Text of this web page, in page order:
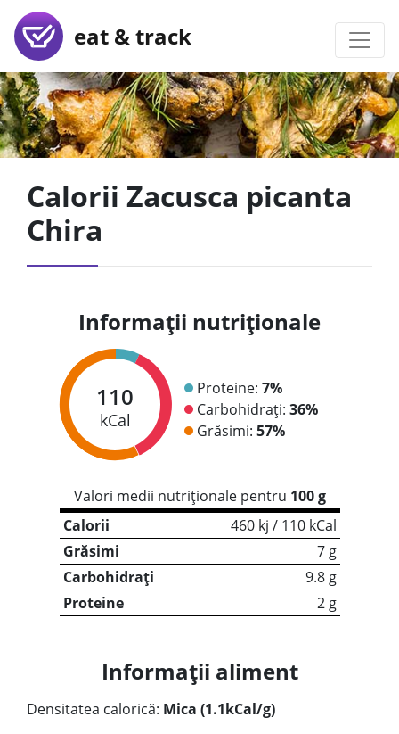
eat & track
Calorii Zacusca picanta
Chira
Informații nutriționale
110
kCal
Proteine: 7%
Carbohidrați: 36%
Grăsimi: 57%
Valori medii nutriționale pentru 100 g
Calorii
460 kj / 110 kCal
Grăsimi
7 g
Carbohidrați
9.8 g
Proteine
2 g
Informații aliment
Densitatea calorică: Mica (1.1kCal/g)